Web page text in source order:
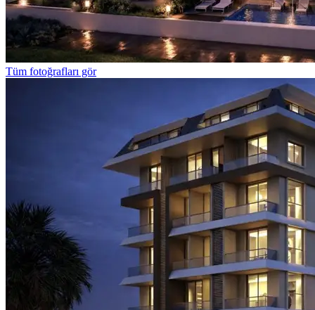
Tüm fotoğrafları gör